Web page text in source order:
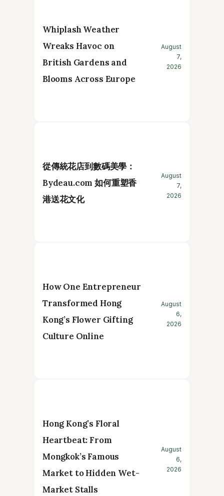
Whiplash Weather
Wreaks Havoc on
British Gardens and
Blooms Across Europe
August
7,
2026
從傳統花店到數碼美學：
Bydeau.com 如何重塑香
港送花文化
August
7,
2026
How One Entrepreneur
Transformed Hong
Kong’s Flower Gifting
Culture Online
August
6,
2026
Hong Kong’s Floral
Heartbeat: From
Mongkok’s Famous
Market to Hidden Wet-
Market Stalls
August
6,
2026